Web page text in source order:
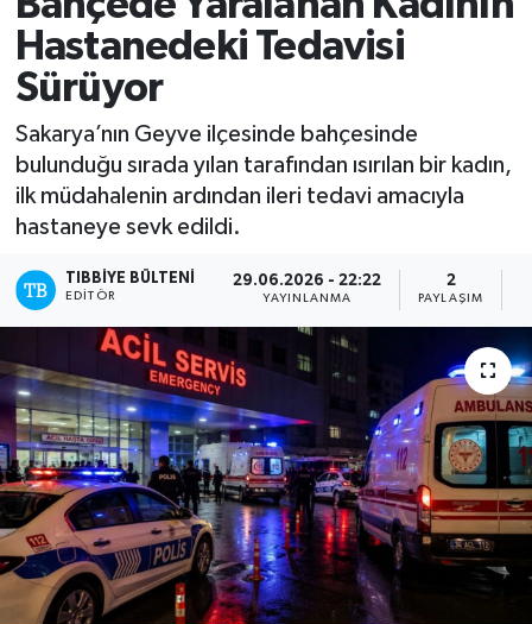
Hastanedeki Tedavisi
Sürüyor
Sakarya’nın Geyve ilçesinde bahçesinde
bulunduğu sırada yılan tarafından ısırılan bir kadın,
ilk müdahalenin ardından ileri tedavi amacıyla
hastaneye sevk edildi.
TIBBIYE BÜLTENI
EDITÖR
29.06.2026 - 22:22
YAYINLANMA
2
PAYLAŞIM
Yazarlar